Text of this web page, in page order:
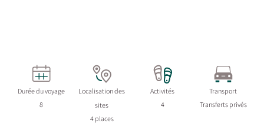
Durée du voyage
8
Localisation des
sites
4 places
Activités
4
Transport
Transferts privés